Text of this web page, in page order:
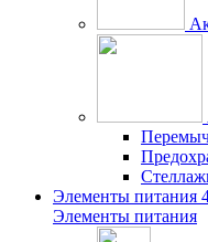
Элементы питания
Элементы питания